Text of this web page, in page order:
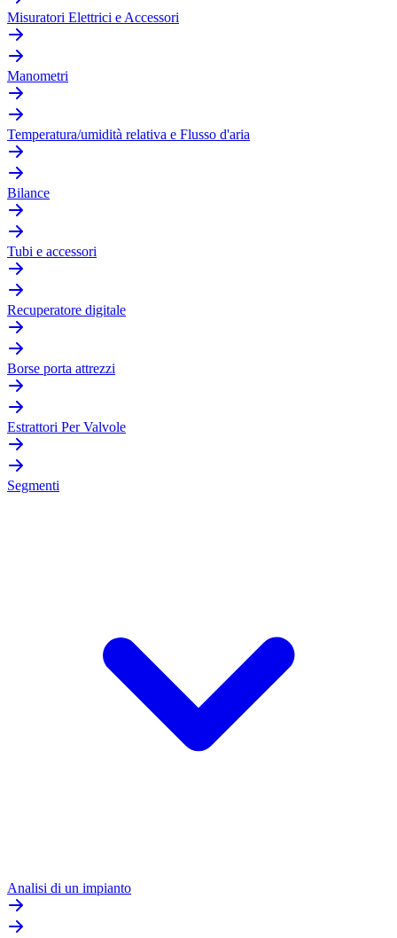
Misuratori Elettrici e Accessori
Manometri
Temperatura/umidità relativa e Flusso d'aria
Bilance
Tubi e accessori
Recuperatore digitale
Borse porta attrezzi
Estrattori Per Valvole
Segmenti
Analisi di un impianto